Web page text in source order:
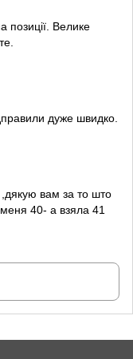
позиції. Велике
дуже швидко.
вам за то што
40- а взяла 41